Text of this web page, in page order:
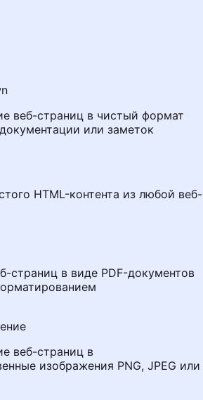
веб-страниц в чистый формат
или заметок
HTML-контента из любой веб-
страниц в виде PDF-документов
веб-страниц в
изображения PNG, JPEG или